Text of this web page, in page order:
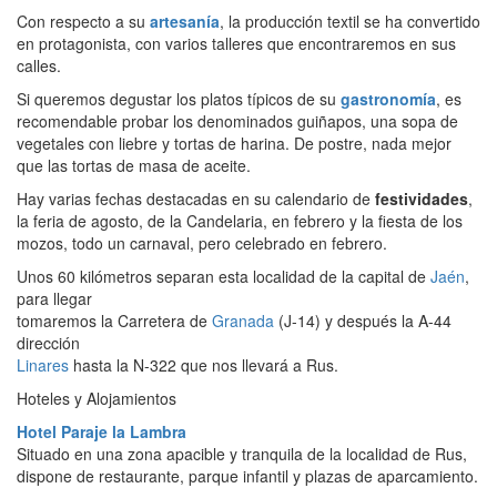
Con respecto a su artesanía, la producción textil se ha convertido
en protagonista, con varios talleres que encontraremos en sus
calles.
Si queremos degustar los platos típicos de su gastronomía, es
recomendable probar los denominados guiñapos, una sopa de
vegetales con liebre y tortas de harina. De postre, nada mejor
que las tortas de masa de aceite.
Hay varias fechas destacadas en su calendario de festividades,
la feria de agosto, de la Candelaria, en febrero y la fiesta de los
mozos, todo un carnaval, pero celebrado en febrero.
Unos 60 kilómetros separan esta localidad de la capital de Jaén,
para llegar
tomaremos la Carretera de Granada (J-14) y después la A-44
dirección
Linares hasta la N-322 que nos llevará a Rus.
Hoteles y Alojamientos
Hotel Paraje la Lambra
Situado en una zona apacible y tranquila de la localidad de Rus,
dispone de restaurante, parque infantil y plazas de aparcamiento.